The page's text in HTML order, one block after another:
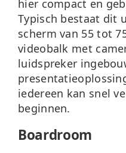
hier compact en
Typisch bestaat dit
scherm van 55 tot
videobalk met
luidspreker
iedereen kan snel
beginnen.
Boardroom